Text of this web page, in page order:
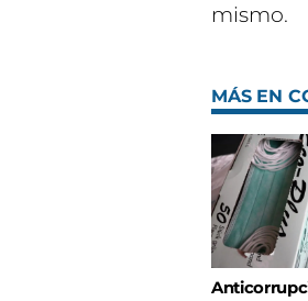
mismo.
MÁS EN